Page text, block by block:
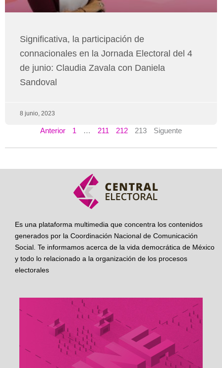
Significativa, la participación de
connacionales en la Jornada Electoral del 4
de junio: Claudia Zavala con Daniela
Sandoval
8 junio, 2023
Anterior 1 … 211 212 213 Siguente
Es una plataforma multimedia que concentra los contenidos
generados por la Coordinación Nacional de Comunicación
Social. Te informamos acerca de la vida democrática de México
y todo lo relacionado a la organización de los procesos
electorales